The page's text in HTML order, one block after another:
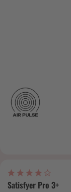
Satisfyer Pro 3+